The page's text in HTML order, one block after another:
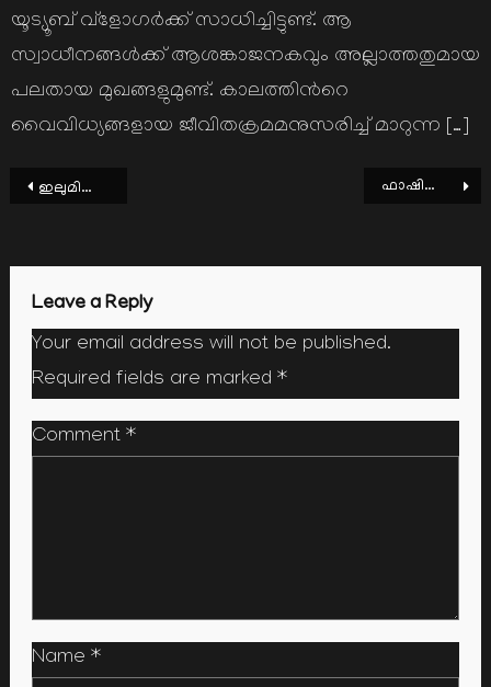
യൂട്യൂബ് വ്ളോഗര്‍ക്ക് സാധിച്ചിട്ടുണ്ട്. ആ
സ്വാധീനങ്ങള്‍ക്ക് ആശങ്കാജനകവും അല്ലാത്തതുമായ
പലതായ മുഖങ്ങളുമുണ്ട്. കാലത്തിന്‍റെ
വൈവിധ്യങ്ങളായ ജീവിതക്രമമനുസരിച്ച് മാറുന്ന […]
Post
ഇലുമിനാത്ത അതിജീവിനത്തിന്‍റെ ആവിഷ്ക്കാരം ഫാഷിസം ലക്ഷ്യദീപില്‍ നങ്കൂരമിടുമ്പോള്‍
Leave a Reply
Your email address will not be published.
Required fields are marked *
Comment *
Name *